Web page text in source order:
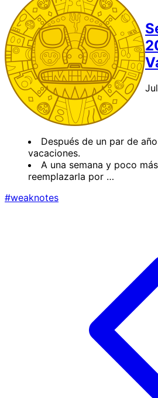
Después de un par de
vacaciones.
A una semana y poco
reemplazarla por …
#weaknotes